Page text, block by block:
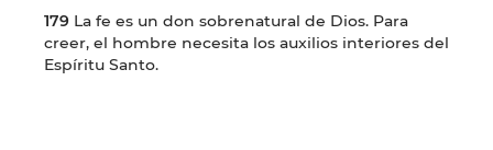
179 La fe es un don sobrenatural de Dios. Para
creer, el hombre necesita los auxilios interiores del
Espíritu Santo.